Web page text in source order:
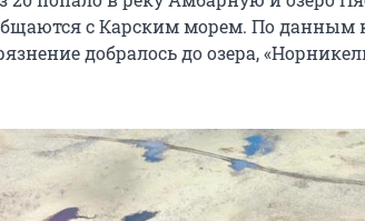
с Карским морем. По данным
добралось до озера,